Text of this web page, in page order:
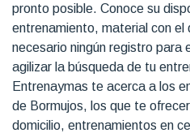
pronto posible. Conoce su
entrenamiento, material con
necesario ningún registro para
agilizar la búsqueda de tu
Entrenaymas te acerca a los
de Bormujos, los que te
domicilio, entrenamientos en